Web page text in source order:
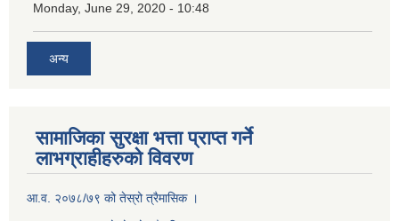
Monday, June 29, 2020 - 10:48
अन्य
सामाजिका सुरक्षा भत्ता प्राप्त गर्ने
लाभग्राहीहरुको विवरण
आ.व. २०७८/७९ को तेस्रो त्रैमासिक ।